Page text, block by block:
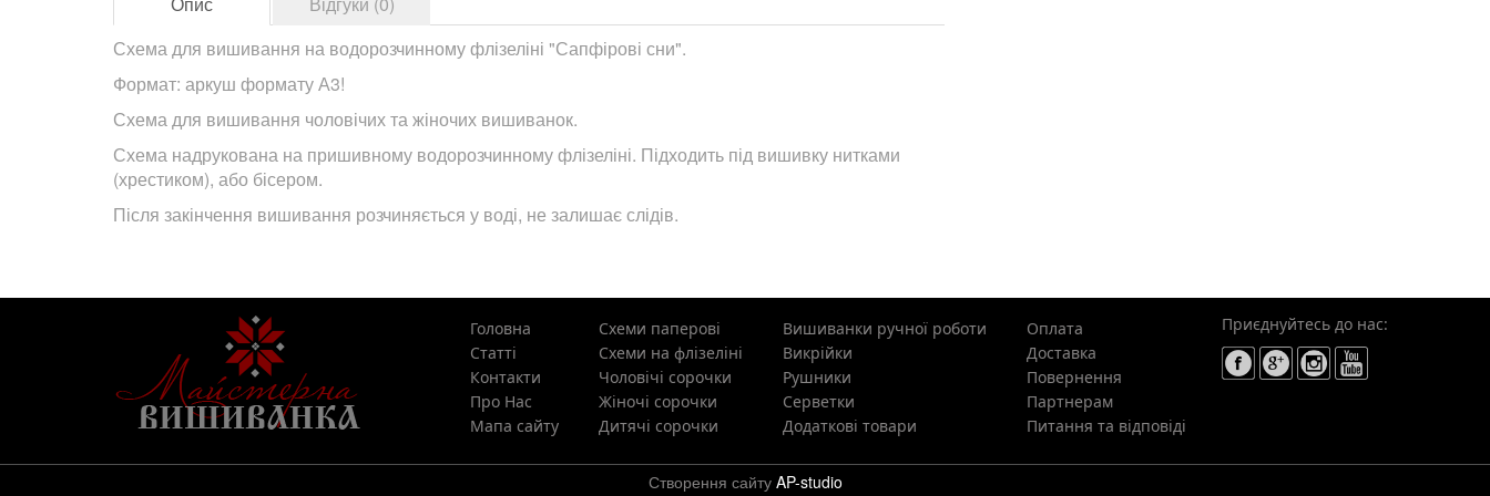
Схема для вишивання на водорозчинному флізеліні "Сапфірові сни".
Формат: аркуш формату А3!
Схема для вишивання чоловічих та жіночих вишиванок.
Схема надрукована на пришивному водорозчинному флізеліні. Підходить під вишивку нитками
(хрестиком), або бісером.
Після закінчення вишивання розчиняється у воді, не залишає слідів.
Приєднуйтесь до нас:
Головна
Статті
Контакти
Про Нас
Мапа сайту
Схеми паперові
Схеми на флізеліні
Чоловічі сорочки
Жіночі сорочки
Дитячі сорочки
Вишиванки ручної роботи
Викрійки
Рушники
Cерветки
Додаткові товари
Оплата
Доставка
Повернення
Партнерам
Питання та відповіді
Створення сайту AP-studio